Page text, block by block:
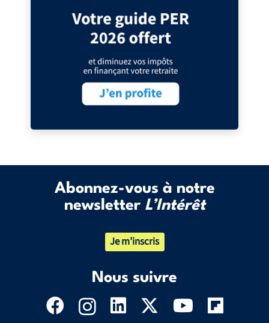
Abonnez-vous à notre
newsletter L’Intérêt
Je m’inscris
Nous suivre